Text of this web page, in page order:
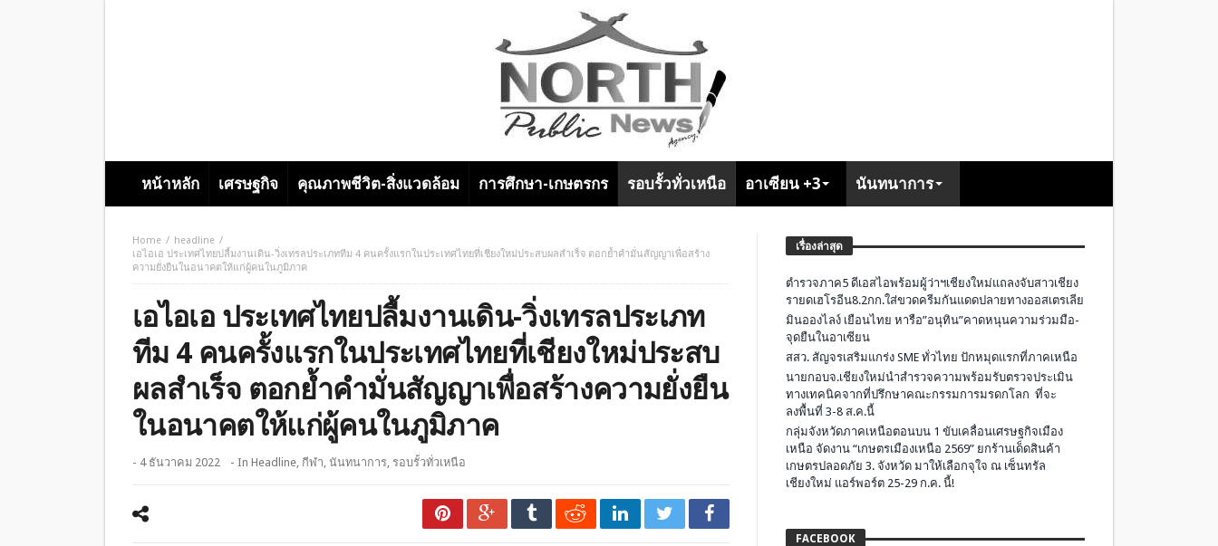
หน้าหลัก เศรษฐกิจ คุณภาพชีวิต-สิ่งแวดล้อม การศึกษา-เกษตรกร รอบรั้วทั่วเหนือ อาเซียน +3 นันทนาการ
Home
headline
เอไอเอ ประเทศไทยปลื้มงานเดิน-วิ่งเทรลประเภททีม 4 คนครั้งแรกในประเทศไทยที่เชียงใหม่ประสบผลสำเร็จ ตอกย้ำคำมั่นสัญญาเพื่อสร้าง
ความยั่งยืนในอนาคตให้แก่ผู้คนในภูมิภาค
เอไอเอ ประเทศไทยปลื้มงานเดิน-วิ่งเทรลประเภท
ทีม 4 คนครั้งแรกในประเทศไทยที่เชียงใหม่ประสบ
ผลสำเร็จ ตอกย้ำคำมั่นสัญญาเพื่อสร้างความยั่งยืน
ในอนาคตให้แก่ผู้คนในภูมิภาค
- 4 ธันวาคม 2022 - In Headline, กีฬา, นันทนาการ, รอบรั้วทั่วเหนือ
เรื่องล่าสุด
ตำรวจภาค5 ดีเอสไอพร้อมผู้ว่าฯเชียงใหม่แถลงจับสาวเชียง
รายดเฮโรอีน8.2กก.ใส่ขวดครีมกันแดดปลายทางออสเตรเลีย
มินอองไลง์ เยือนไทย หารือ”อนุทิน”คาดหนุนความร่วมมือ-
จุดยืนในอาเซียน
สสว. สัญจรเสริมแกร่ง SME ทั่วไทย ปักหมุดแรกที่ภาคเหนือ
นายกอบจ.เชียงใหม่นำสำรวจความพร้อมรับตรวจประเมิน
ทางเทคนิคจากที่ปรึกษาคณะกรรมการมรดกโลก ที่จะ
ลงพื้นที่ 3-8 ส.ค.นี้
กลุ่มจังหวัดภาคเหนือตอนบน 1 ขับเคลื่อนเศรษฐกิจเมือง
เหนือ จัดงาน “เกษตรเมืองเหนือ 2569” ยกร้านเด็ดสินค้า
เกษตรปลอดภัย 3. จังหวัด มาให้เลือกจุใจ ณ เซ็นทรัล
เชียงใหม่ แอร์พอร์ต 25-29 ก.ค. นี้!
FACEBOOK